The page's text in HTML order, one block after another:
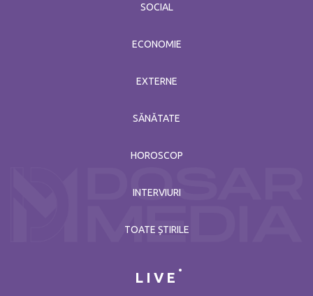
SOCIAL
ECONOMIE
EXTERNE
SĂNĂTATE
HOROSCOP
INTERVIURI
TOATE ȘTIRILE
LIVE